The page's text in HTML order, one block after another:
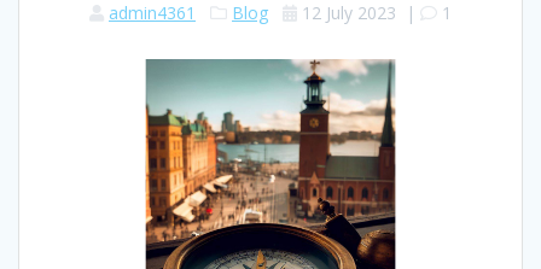
admin4361 Blog 12 July 2023 | 1